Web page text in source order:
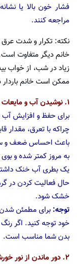
فشار خون بالا یا
مراجعه کنند.
نکته: تکرار و شدت
خانم دیگر متفاوت
زیاد در شب، از خواب
ممکن است خانم باردار
۱. نوشیدن آب و مایعات طبیعی
برای حفظ و افزایش
چراکه با تعرق،
باعث احساس ضعف و
به مروز کمتر شده و
یک بطری آب خنک
حال فعالیت کردن در
خشک شود.
توجه: برای مطمئن شدن
خود توجه کنید. اگر
بدن شما مناسب است.
۲. دور ماندن از نور خورشید و گرما